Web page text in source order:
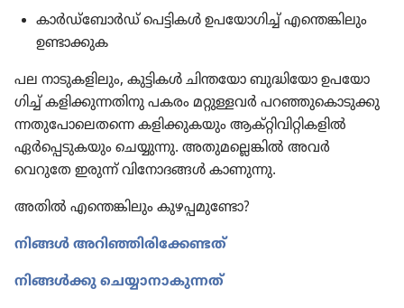
കാർഡ്‌ബോർഡ്‌ പെട്ടികൾ ഉപയോ​ഗിച്ച്‌ എന്തെങ്കി​ലും
ഉണ്ടാക്കുക
പല നാടു​ക​ളി​ലും, കുട്ടികൾ ചിന്തയോ ബുദ്ധി​യോ ഉപയോ​
ഗിച്ച്‌ കളിക്കു​ന്ന​തി​നു പകരം മറ്റുള്ളവർ പറഞ്ഞു​കൊ​ടു​ക്കു​
ന്ന​തു​പോ​ലെ​തന്നെ കളിക്കു​ക​യും ആക്‌റ്റി​വി​റ്റി​ക​ളിൽ
ഏർപ്പെ​ടു​ക​യും ചെയ്യുന്നു. അതുമ​ല്ലെ​ങ്കിൽ അവർ
വെറുതേ ഇരുന്ന്‌ വിനോ​ദങ്ങൾ കാണുന്നു.
അതിൽ എന്തെങ്കി​ലും കുഴപ്പ​മു​ണ്ടോ?
നിങ്ങൾ അറിഞ്ഞി​രി​ക്കേ​ണ്ടത്‌
നിങ്ങൾക്കു ചെയ്യാ​നാ​കു​ന്നത്‌